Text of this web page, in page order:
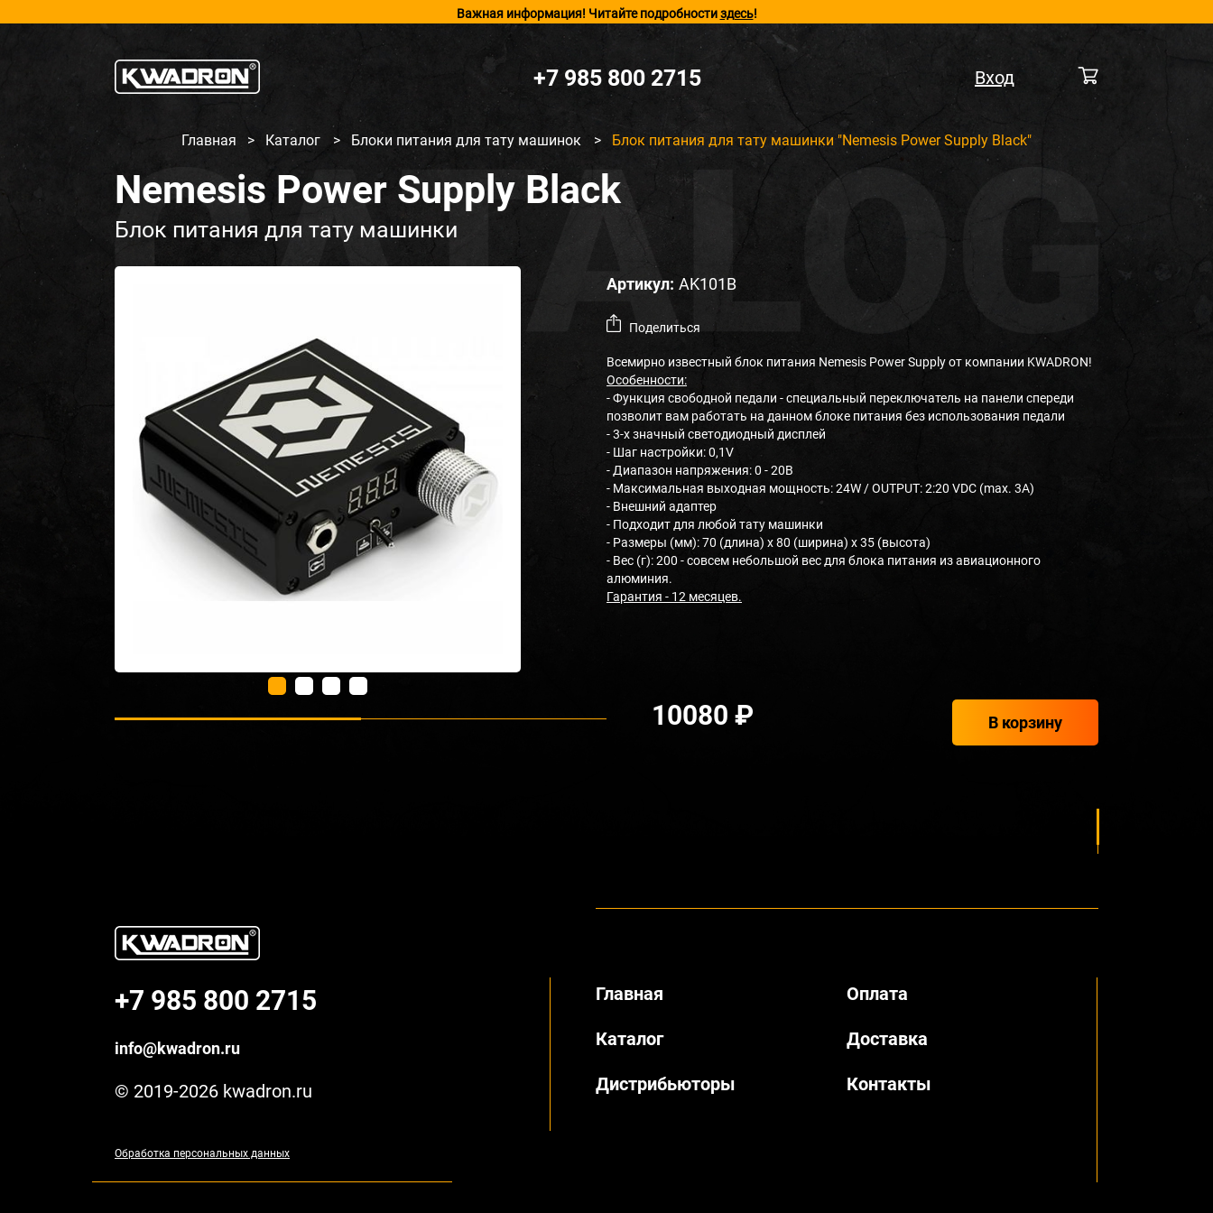
Важная информация! Читайте подробностиздесь!
+7 985 800 2715 Вход
Главная > Каталог > Блоки питания для тату машинок > Блок питания для тату машинки "Nemesis Power Supply Black"
Nemesis Power Supply Black
Блок питания для тату машинки
Артикул: AK101B
Поделиться
Всемирно известный блок питания Nemesis Power Supply от компании KWADRON!
Особенности:
- Функция свободной педали - специальный переключатель на панели спереди
позволит вам работать на данном блоке питания без использования педали
- 3-х значный светодиодный дисплей
- Шаг настройки: 0,1V
- Диапазон напряжения: 0 - 20В
- Максимальная выходная мощность: 24W / OUTPUT: 2:20 VDC (max. 3A)
- Внешний адаптер
- Подходит для любой тату машинки
- Размеры (мм): 70 (длина) х 80 (ширина) х 35 (высота)
- Вес (г): 200 - совсем небольшой вес для блока питания из авиационного
алюминия.
Гарантия - 12 месяцев.
10080 ₽ В корзину
+7 985 800 2715
info@kwadron.ru
© 2019-2026 kwadron.ru
Обработка персональных данных
Главная
Каталог
Дистрибьюторы
Оплата
Доставка
Контакты